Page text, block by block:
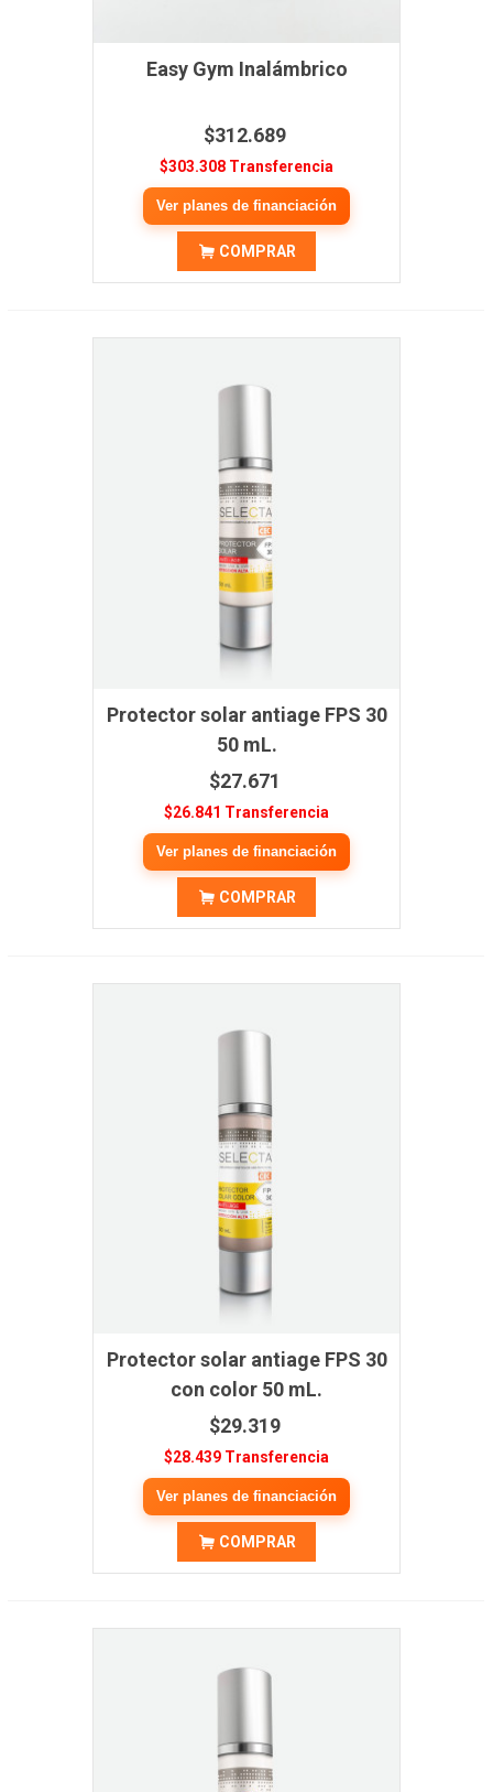
Easy Gym Inalámbrico
$312.689
$303.308 Transferencia
Ver planes de financiación
COMPRAR
Protector solar antiage FPS 30
50 mL.
$27.671
$26.841 Transferencia
Ver planes de financiación
COMPRAR
Protector solar antiage FPS 30
con color 50 mL.
$29.319
$28.439 Transferencia
Ver planes de financiación
COMPRAR